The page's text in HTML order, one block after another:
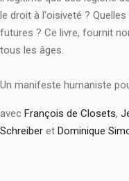
le droit à l'oisiveté ?
futures ? Ce livre, fournit
tous les âges.
Un manifeste humaniste
avec François de Closets,
Schreiber et Dominique